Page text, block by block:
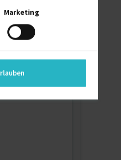
Marketing
pragmatisch